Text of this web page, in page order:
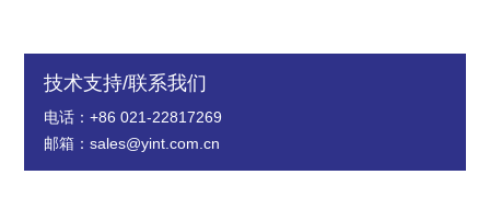
技术支持/联系我们
电话：+86 021-22817269
邮箱：sales@yint.com.cn